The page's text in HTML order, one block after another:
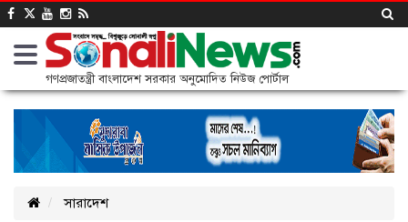
গণপ্রজাতন্ত্রী বাংলাদেশ সরকার অনুমোদিত নিউজ পোর্টাল
সারাদেশ